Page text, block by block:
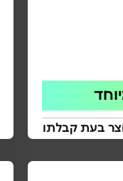
בעת קבלתו